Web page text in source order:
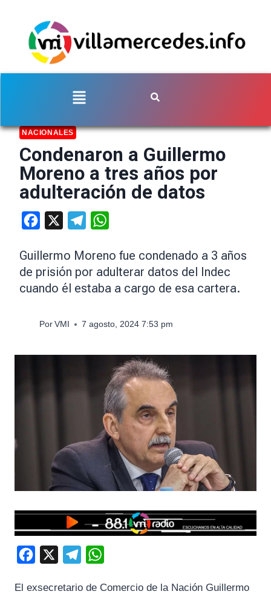
NACIONALES
Condenaron a Guillermo
Moreno a tres años por
adulteración de datos
Facebook Telegram
Guillermo Moreno fue condenado a 3 años
de prisión por adulterar datos del Indec
cuando él estaba a cargo de esa cartera.
Por VMI 7 agosto, 2024 7:53 pm
c
l
a
El exsecretario de Comercio de la Nación Guillermo